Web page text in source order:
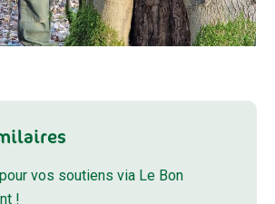
vos soutiens via Le Bon
!